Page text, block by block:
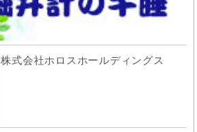
株式会社ホロスホールディングス